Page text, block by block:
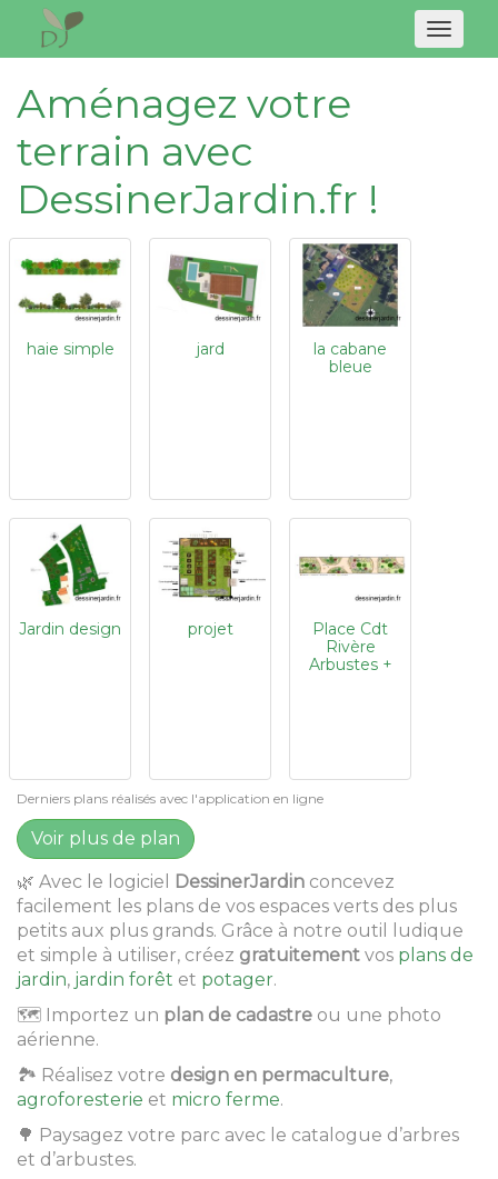
Aménagez votre
terrain avec
DessinerJardin.fr !
haie simple jard
la cabane
bleue
Jardin design projet
Place Cdt
Rivère
Arbustes +
Derniers plans réalisés avec l'application en ligne
Voir plus de plan
🌿 Avec le logiciel DessinerJardin concevez
facilement les plans de vos espaces verts des plus
petits aux plus grands. Grâce à notre outil ludique
et simple à utiliser, créez gratuitement vos plans de
jardin, jardin forêt et potager.
🗺 Importez un plan de cadastre ou une photo
aérienne.
🏞 Réalisez votre design en permaculture,
agroforesterie et micro ferme.
🌳 Paysagez votre parc avec le catalogue d’arbres
et d’arbustes.